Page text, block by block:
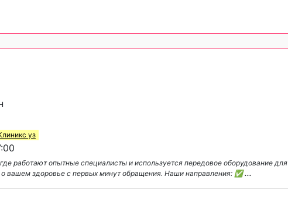
уз
работают опытные специалисты и используется передовое оборудование для
вашем здоровье с первых минут обращения. Наши направления: ✅...